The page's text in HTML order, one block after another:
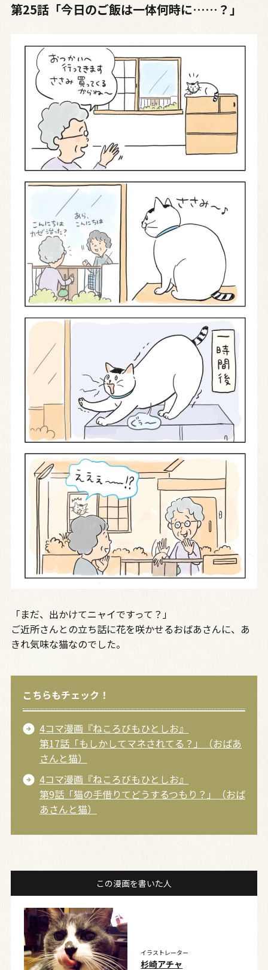
第25話「今日のご飯は一体何時に……？」
「まだ、出かけてニャイですって？」
ご近所さんとの立ち話に花を咲かせるおばあさんに、あ
きれ気味な猫なのでした。
こちらもチェック！
4コマ漫画『ねころびもひとしお』
第17話「もしかしてマネされてる？」（おばあ
さんと猫）
4コマ漫画『ねころびもひとしお』
第9話「猫の手借りてどうするつもり？」（おば
あさんと猫）
この漫画を書いた人
イラストレーター
杉崎アチャ